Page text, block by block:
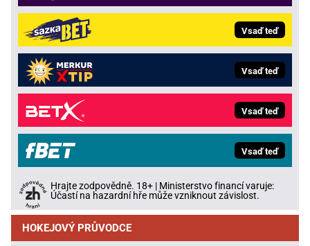
Vsaď teď
Vsaď teď
Vsaď teď
Vsaď teď
Hrajte zodpovědně. 18+ | Ministerstvo financí varuje:
Účastí na hazardní hře může vzniknout závislost.
HOKEJOVÝ PRŮVODCE